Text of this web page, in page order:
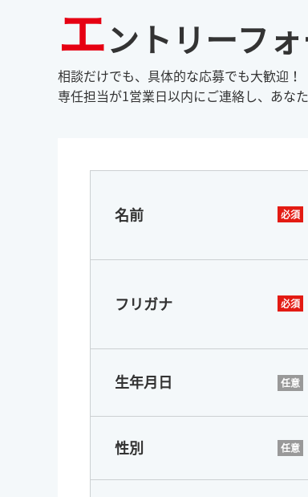
エントリーフ
相談だけでも、具体的な応募でも大歓迎！
専任担当が1営業日以内にご連絡し、あな
名前
フリガナ
生年月日
性別